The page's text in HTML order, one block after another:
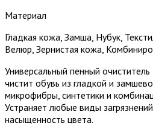
Материал
Гладкая кожа, Замша, Нубук,
Велюр, Зернистая кожа,
Универсальный пенный
чистит обувь из гладкой и
микрофибры, синтетики и
Устраняет любые виды
насыщенность цвета.